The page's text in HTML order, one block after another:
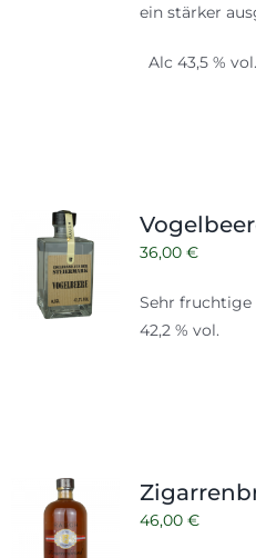
ein stärker
Alc 43,5 % vol.
36,00 €
Sehr
42,2 % vol.
46,00 €